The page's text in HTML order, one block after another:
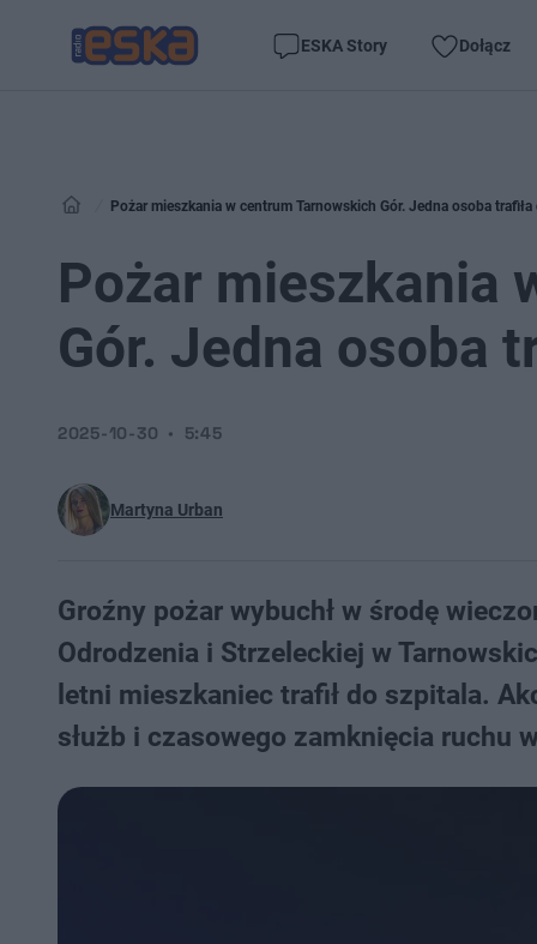
ESKA Story Dołącz
Pożar mieszkania w centrum Tarnowskich Gór. Jedna osoba
Pożar mieszkania
Gór. Jedna osoba
Martyna Urban
2025-10-30 5:45
Groźny pożar wybuchł w środę
Odrodzenia i Strzeleckiej w
letni mieszkaniec trafił do szpitala.
służb i czasowego zamknięcia ruchu